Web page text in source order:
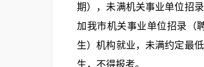
期），未满机关事业单位招
加我市机关事业单位招录（
生）机构就业，未满约定最
生，不得报考。